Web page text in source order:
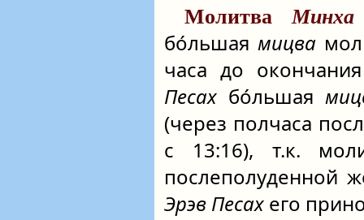
МолитваМинха
бо́льшая мицва
часа до
Песах бо́льшая
(через полчаса
с 13:16), т.к.
послеполуденной
Эрэв Песах его